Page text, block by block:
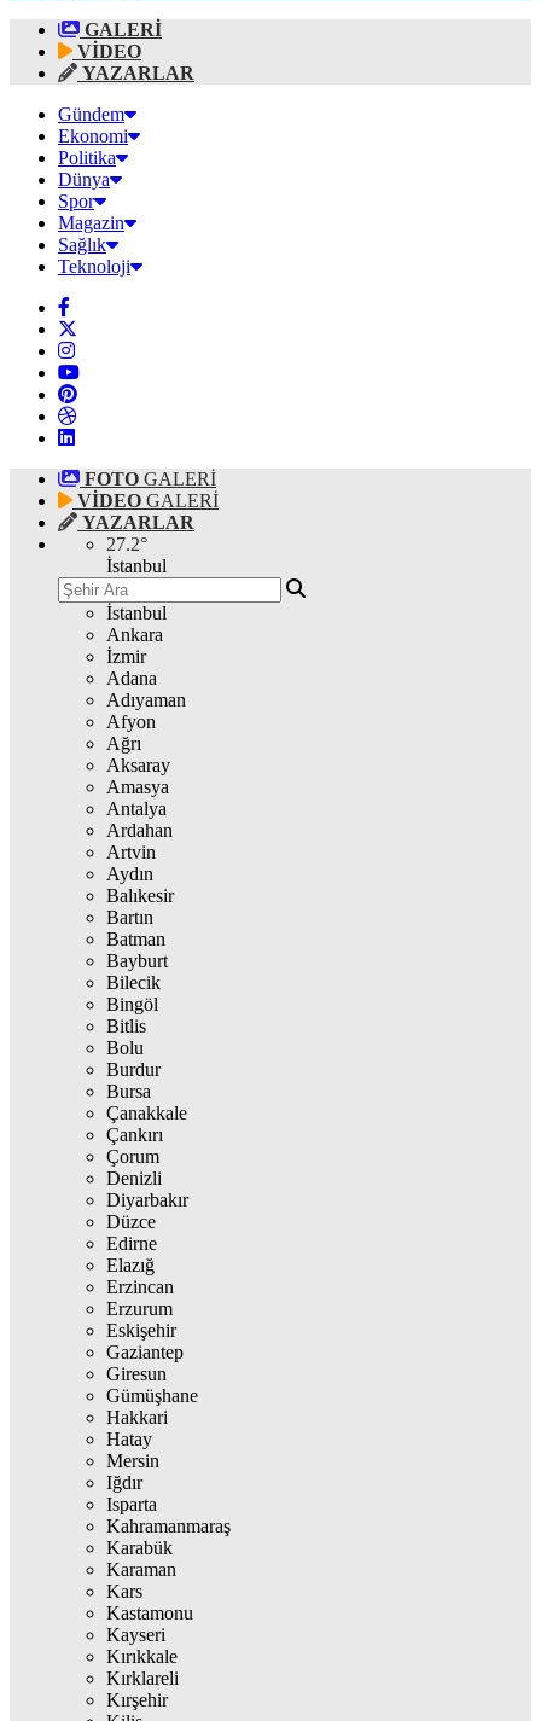
GALERİ
VİDEO
YAZARLAR
Gündem
Ekonomi
Politika
Dünya
Spor
Magazin
Sağlık
Teknoloji
FOTO GALERİ
VİDEO GALERİ
YAZARLAR
27.2°
İstanbul
İstanbul
Ankara
İzmir
Adana
Adıyaman
Afyon
Ağrı
Aksaray
Amasya
Antalya
Ardahan
Artvin
Aydın
Balıkesir
Bartın
Batman
Bayburt
Bilecik
Bingöl
Bitlis
Bolu
Burdur
Bursa
Çanakkale
Çankırı
Çorum
Denizli
Diyarbakır
Düzce
Edirne
Elazığ
Erzincan
Erzurum
Eskişehir
Gaziantep
Giresun
Gümüşhane
Hakkari
Hatay
Mersin
Iğdır
Isparta
Kahramanmaraş
Karabük
Karaman
Kars
Kastamonu
Kayseri
Kırıkkale
Kırklareli
Kırşehir